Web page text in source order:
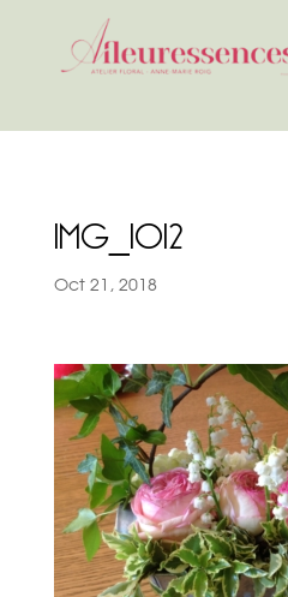
IMG_1012
Oct 21, 2018